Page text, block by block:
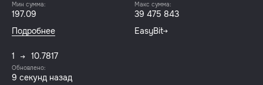
Мин сумма:
197.09
Макс сумма:
39 475 843
Подробнее
EasyBit
1 10.7817
Обновлено:
9 секунд назад